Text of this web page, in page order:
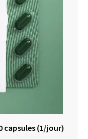
capsules (1/jour)